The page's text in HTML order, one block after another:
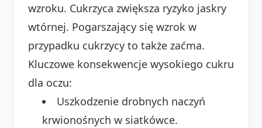
wzroku. Cukrzyca zwiększa ryzyko jaskry
wtórnej. Pogarszający się wzrok w
przypadku cukrzycy to także zaćma.
Kluczowe konsekwencje wysokiego cukru
dla oczu:
Uszkodzenie drobnych naczyń
krwionośnych w siatkówce.